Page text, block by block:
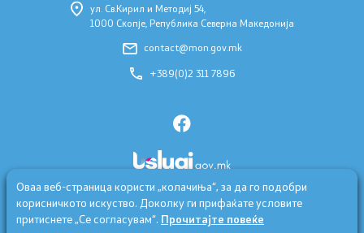
ул. Св.Кирил и Методиј 54,
1000 Скопје, Република Северна Македонија
contact@mon.gov.mk
+389(0)2 311 7896
Оваа веб-страница користи „колачиња“, за да го подобри
корисничкото искуство. Доколку ги прифаќате условите
притиснете „Се согласувам“. Прочитајте повеќе